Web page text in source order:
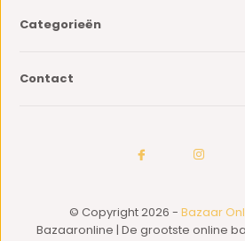
Categorieën
Contact
© Copyright 2026 - Bazaar
Bazaaronline | De grootste online